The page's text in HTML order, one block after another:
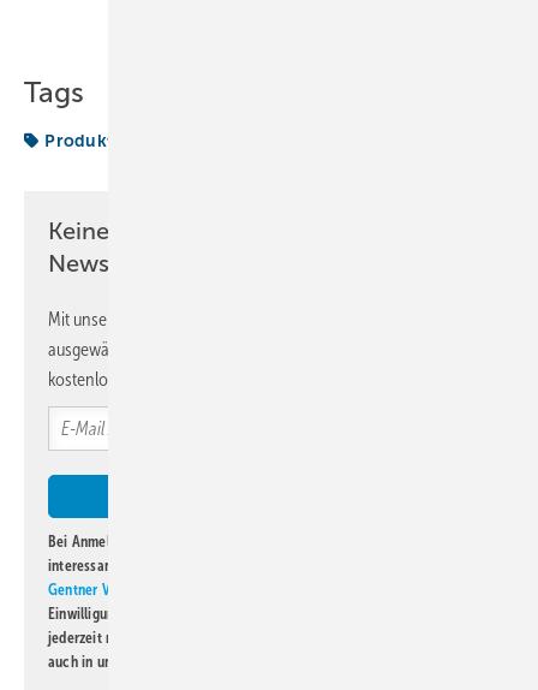
Tags
Produkte
Keine Zeit? Kein Problem mit dem KK
Newsletter!
Mit unserem Newsletter erhalten Sie regelmäßig von uns
ausgewählte Informationen und Neuigkeiten, gebündelt und
kostenlos direkt ins Postfach.
Bei Anmeldung zu diesem Newsletter bin ich damit einverstanden, über
interessante Verlags- und Online-Angebote
Gentner Verlag GmbH & Co. KG
Einwilligung kann ich jederzeit widerrufen und eine Abmeldung ist
jederzeit möglich. Informationen zum Umgang mit Daten finden Sie
auch in unserer